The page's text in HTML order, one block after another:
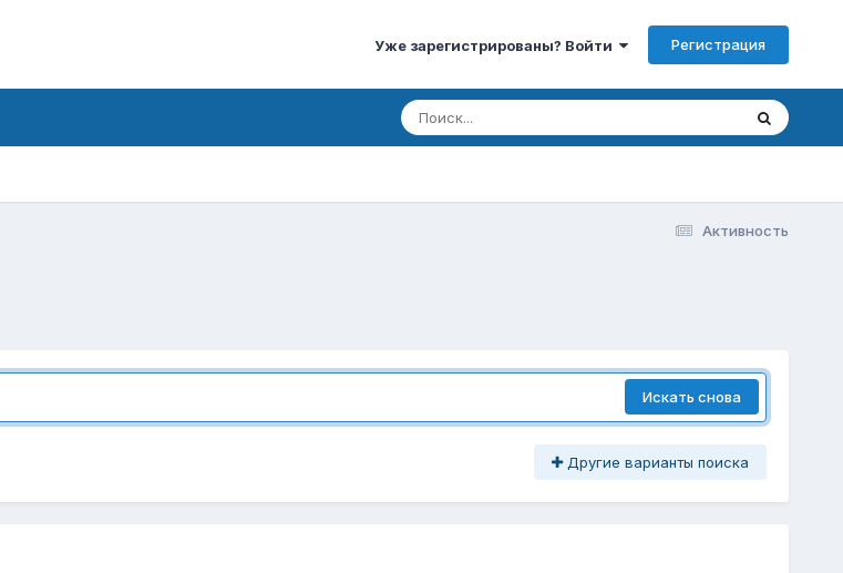
Уже зарегистрированы? Войти Регистрация
Активность
Искать снова
Другие варианты поиска